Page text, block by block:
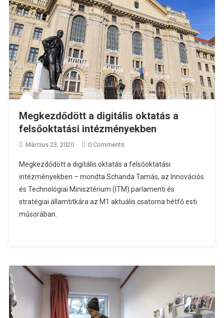
Megkezdődött a digitális oktatás a
felsőoktatási intézményekben
Március 23, 2020 0 Comments
Megkezdődött a digitális oktatás a felsőoktatási
intézményekben – mondta Schanda Tamás, az Innovációs
és Technológiai Minisztérium (ITM) parlamenti és
stratégiai államtitkára az M1 aktuális csatorna hétfő esti
műsorában.